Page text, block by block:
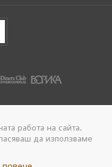
права запазени.
Group
работа на сайта.
да използваме